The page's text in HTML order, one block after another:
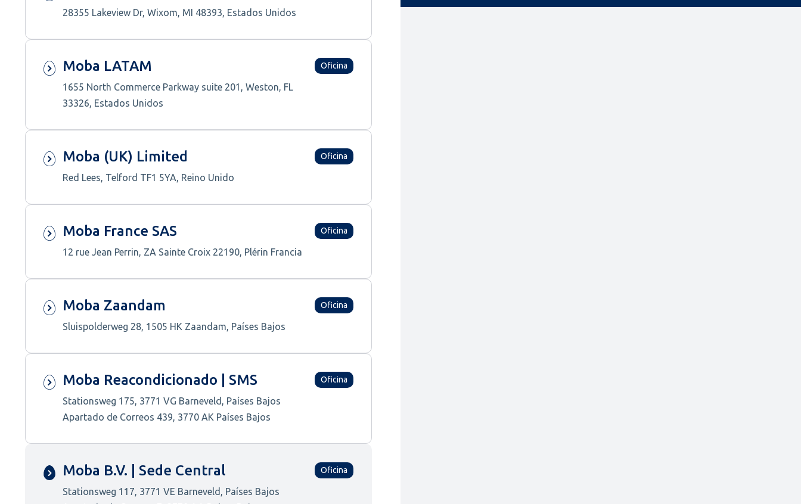
28355 Lakeview Dr, Wixom, MI 48393, Estados Unidos
Moba LATAM
1655 North Commerce Parkway suite 201, Weston, FL
33326, Estados Unidos
Oficina
Moba (UK) Limited
Red Lees, Telford TF1 5YA, Reino Unido
Oficina
Moba France SAS
12 rue Jean Perrin, ZA Sainte Croix 22190, Plérin Francia
Oficina
Moba Zaandam
Sluispolderweg 28, 1505 HK Zaandam, Países Bajos
Oficina
Moba Reacondicionado | SMS
Stationsweg 175, 3771 VG Barneveld, Países Bajos
Apartado de Correos 439, 3770 AK Países Bajos
Oficina
Moba B.V. | Sede Central
Stationsweg 117, 3771 VE Barneveld, Países Bajos
Oficina